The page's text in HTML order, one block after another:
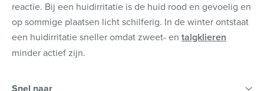
reactie. Bij een huidirritatie is de huid rood en gevoelig en
op sommige plaatsen licht schilferig. In de winter ontstaat
een huidirritatie sneller omdat zweet- en talgklieren
minder actief zijn.